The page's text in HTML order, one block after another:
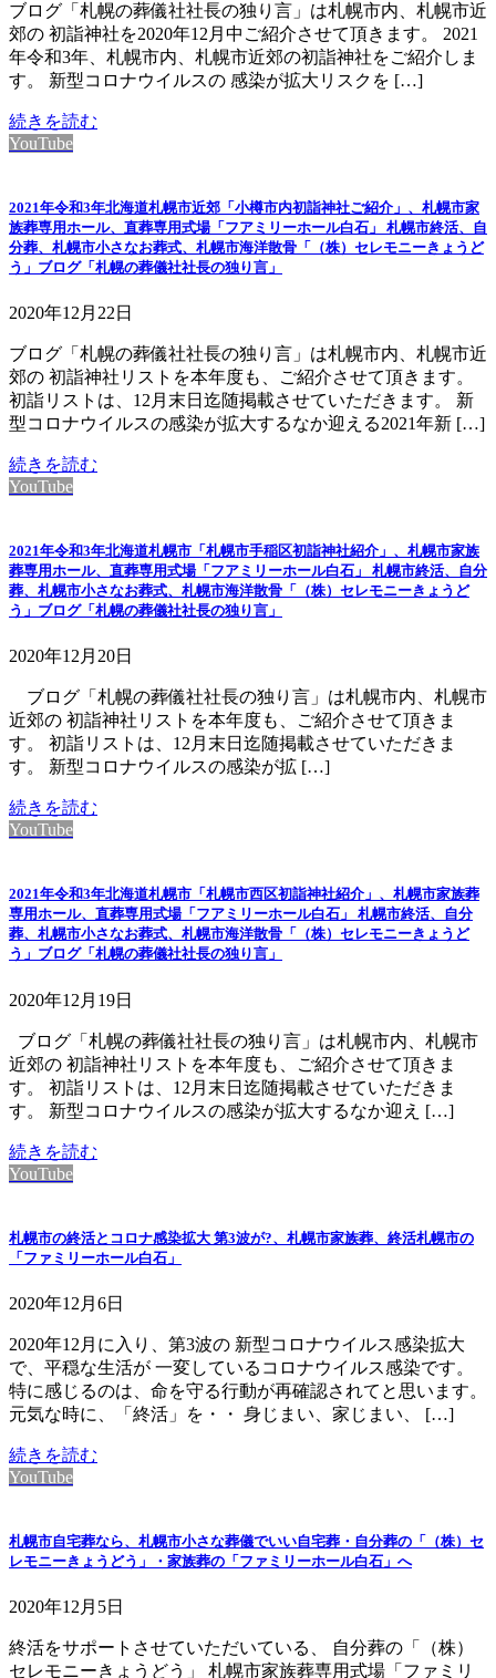
ブログ「札幌の葬儀社社長の独り言」は札幌市内、札幌市近
郊の 初詣神社を2020年12月中ご紹介させて頂きます。 2021
年令和3年、札幌市内、札幌市近郊の初詣神社をご紹介しま
す。 新型コロナウイルスの 感染が拡大リスクを […]
続きを読む
YouTube
2021年令和3年北海道札幌市近郊「小樽市内初詣神社ご紹介」、札幌市家
族葬専用ホール、直葬専用式場「フアミリーホール白石」 札幌市終活、自
分葬、札幌市小さなお葬式、札幌市海洋散骨「（株）セレモニーきょうど
う」ブログ「札幌の葬儀社社長の独り言」
2020年12月22日
ブログ「札幌の葬儀社社長の独り言」は札幌市内、札幌市近
郊の 初詣神社リストを本年度も、ご紹介させて頂きます。
初詣リストは、12月末日迄随掲載させていただきます。 新
型コロナウイルスの感染が拡大するなか迎える2021年新 […]
続きを読む
YouTube
2021年令和3年北海道札幌市「札幌市手稲区初詣神社紹介」、札幌市家族
葬専用ホール、直葬専用式場「フアミリーホール白石」 札幌市終活、自分
葬、札幌市小さなお葬式、札幌市海洋散骨「（株）セレモニーきょうど
う」ブログ「札幌の葬儀社社長の独り言」
2020年12月20日
ブログ「札幌の葬儀社社長の独り言」は札幌市内、札幌市
近郊の 初詣神社リストを本年度も、ご紹介させて頂きま
す。 初詣リストは、12月末日迄随掲載させていただきま
す。 新型コロナウイルスの感染が拡 […]
続きを読む
YouTube
2021年令和3年北海道札幌市「札幌市西区初詣神社紹介」、札幌市家族葬
専用ホール、直葬専用式場「フアミリーホール白石」 札幌市終活、自分
葬、札幌市小さなお葬式、札幌市海洋散骨「（株）セレモニーきょうど
う」ブログ「札幌の葬儀社社長の独り言」
2020年12月19日
ブログ「札幌の葬儀社社長の独り言」は札幌市内、札幌市
近郊の 初詣神社リストを本年度も、ご紹介させて頂きま
す。 初詣リストは、12月末日迄随掲載させていただきま
す。 新型コロナウイルスの感染が拡大するなか迎え […]
続きを読む
YouTube
札幌市の終活とコロナ感染拡大 第3波が?、札幌市家族葬、終活札幌市の
「ファミリーホール白石」
2020年12月6日
2020年12月に入り、第3波の 新型コロナウイルス感染拡大
で、平穏な生活が 一変しているコロナウイルス感染です。
特に感じるのは、命を守る行動が再確認されてと思います。
元気な時に、「終活」を・・ 身じまい、家じまい、 […]
続きを読む
YouTube
札幌市自宅葬なら、札幌市小さな葬儀でいい自宅葬・自分葬の「（株）セ
レモニーきょうどう」・家族葬の「ファミリーホール白石」へ
2020年12月5日
終活をサポートさせていただいている、 自分葬の「（株）
セレモニーきょうどう」 札幌市家族葬専用式場「ファミリ